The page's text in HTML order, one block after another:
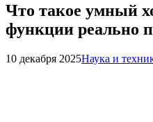
Что такое умный
функции реально
10 декабря 2025Наука и